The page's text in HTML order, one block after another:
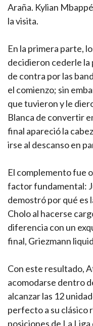
Araña. Kylian
la visita.
En la primera parte,
decidieron cederle la
de contra por las
el comienzo; sin
que tuvieron y le
Blanca de convertir
final apareció la
irse al descanso en
El complemento fue
factor fundamental:
demostró por qué es
Cholo al hacerse
diferencia con un
final, Griezmann
Con este resultado,
acomodarse dentro
alcanzar las 12
perfecto a su clásico
posiciones de La